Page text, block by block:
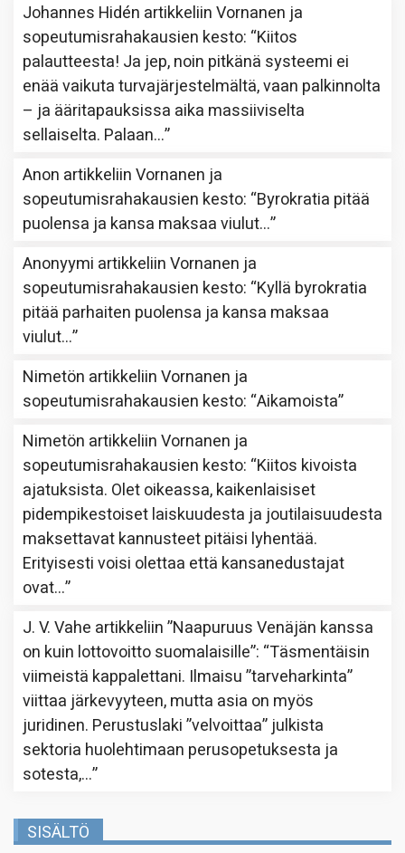
Johannes Hidén artikkeliinVornanen ja
sopeutumisrahakausien kesto: “Kiitos
palautteesta! Ja jep, noin pitkänä systeemi ei
enää vaikuta turvajärjestelmältä, vaan palkinnolta
– ja ääritapauksissa aika massiiviselta
sellaiselta. Palaan…”
Anon artikkeliinVornanen ja
sopeutumisrahakausien kesto: “Byrokratia pitää
puolensa ja kansa maksaa viulut…”
Anonyymi artikkeliinVornanen ja
sopeutumisrahakausien kesto: “Kyllä byrokratia
pitää parhaiten puolensa ja kansa maksaa
viulut…”
Nimetön artikkeliinVornanen ja
sopeutumisrahakausien kesto: “Aikamoista”
Nimetön artikkeliinVornanen ja
sopeutumisrahakausien kesto: “Kiitos kivoista
ajatuksista. Olet oikeassa, kaikenlaisiset
pidempikestoiset laiskuudesta ja joutilaisuudesta
maksettavat kannusteet pitäisi lyhentää.
Erityisesti voisi olettaa että kansanedustajat
ovat…”
J. V. Vahe artikkeliin”Naapuruus Venäjän kanssa
on kuin lottovoitto suomalaisille”: “Täsmentäisin
viimeistä kappalettani. Ilmaisu ”tarveharkinta”
viittaa järkevyyteen, mutta asia on myös
juridinen. Perustuslaki ”velvoittaa” julkista
sektoria huolehtimaan perusopetuksesta ja
sotesta,…”
SISÄLTÖ